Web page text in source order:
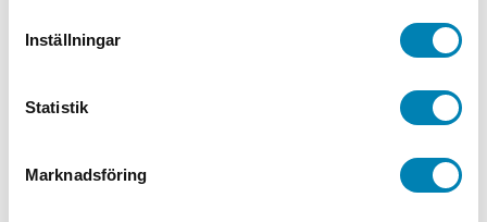
Inställningar
Statistik
Marknadsföring
Batterier
Kök & Servering